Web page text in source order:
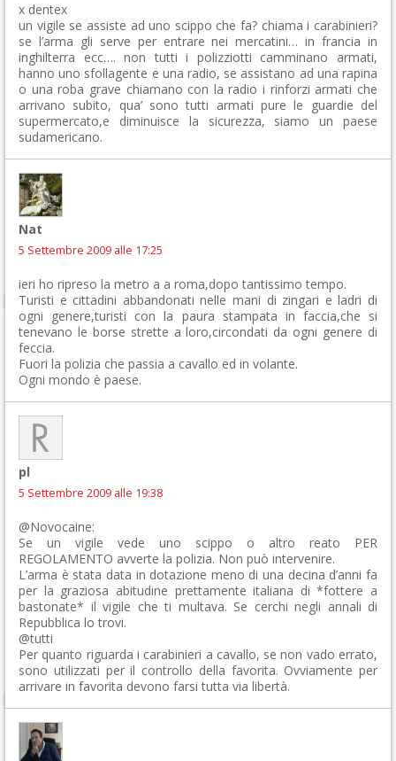
x dentex
un vigile se assiste ad uno scippo che fa? chiama i carabinieri?
se l’arma gli serve per entrare nei mercatini… in francia in
inghilterra ecc…. non tutti i polizziotti camminano armati,
hanno uno sfollagente e una radio, se assistano ad una rapina
o una roba grave chiamano con la radio i rinforzi armati che
arrivano subito, qua’ sono tutti armati pure le guardie del
supermercato,e diminuisce la sicurezza, siamo un paese
sudamericano.
Nat
5 Settembre 2009 alle 17:25
ieri ho ripreso la metro a a roma,dopo tantissimo tempo.
Turisti e cittadini abbandonati nelle mani di zingari e ladri di
ogni genere,turisti con la paura stampata in faccia,che si
tenevano le borse strette a loro,circondati da ogni genere di
feccia.
Fuori la polizia che passia a cavallo ed in volante.
Ogni mondo è paese.
pl
5 Settembre 2009 alle 19:38
@Novocaine:
Se un vigile vede uno scippo o altro reato PER
REGOLAMENTO avverte la polizia. Non può intervenire.
L’arma è stata data in dotazione meno di una decina d’anni fa
per la graziosa abitudine prettamente italiana di *fottere a
bastonate* il vigile che ti multava. Se cerchi negli annali di
Repubblica lo trovi.
@tutti
Per quanto riguarda i carabinieri a cavallo, se non vado errato,
sono utilizzati per il controllo della favorita. Ovviamente per
arrivare in favorita devono farsi tutta via libertà.